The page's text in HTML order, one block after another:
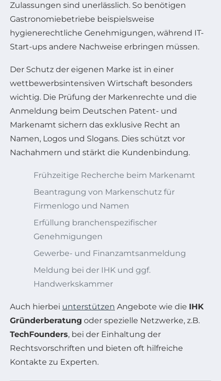
Zulassungen sind unerlässlich. So benötigen
Gastronomiebetriebe beispielsweise
hygienerechtliche Genehmigungen, während IT-
Start-ups andere Nachweise erbringen müssen.
Der Schutz der eigenen Marke ist in einer
wettbewerbsintensiven Wirtschaft besonders
wichtig. Die Prüfung der Markenrechte und die
Anmeldung beim Deutschen Patent- und
Markenamt sichern das exklusive Recht an
Namen, Logos und Slogans. Dies schützt vor
Nachahmern und stärkt die Kundenbindung.
Frühzeitige Recherche beim Markenamt
Beantragung von Markenschutz für
Firmenlogo und Namen
Erfüllung branchenspezifischer
Genehmigungen
Gewerbe- und Finanzamtsanmeldung
Meldung bei der IHK und ggf.
Handwerkskammer
Auch hierbei unterstützen Angebote wie die IHK
Gründerberatung oder spezielle Netzwerke, z.B.
TechFounders, bei der Einhaltung der
Rechtsvorschriften und bieten oft hilfreiche
Kontakte zu Experten.